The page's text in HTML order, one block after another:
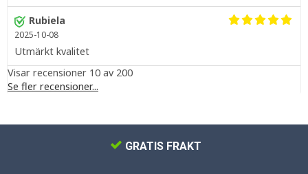
Rubiela
2025-10-08
Utmärkt kvalitet
Visar recensioner 10 av 200
Se fler recensioner...
GRATIS FRAKT